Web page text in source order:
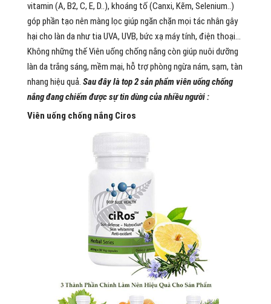
vitamin (A, B2, C, E, D..), khoáng tố (Canxi, Kẽm, Selenium..)
góp phần tạo nên màng lọc giúp ngăn chặn mọi tác nhân gây
hại cho làn da như tia UVA, UVB, bức xạ máy tính, điện thoại…
Không những thế Viên uống chống nắng còn giúp nuôi dưỡng
làn da trắng sáng, mềm mại, hỗ trợ phòng ngừa nám, sạm, tàn
nhang hiệu quả. Sau đây là top 2 sản phẩm viên uống chống
nắng đang chiếm được sự tin dùng của nhiều người :
Viên uống chống nắng Ciros